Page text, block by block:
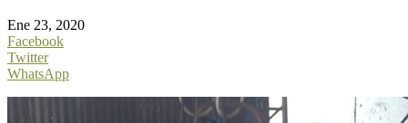
Ene 23, 2020
Facebook
Twitter
WhatsApp